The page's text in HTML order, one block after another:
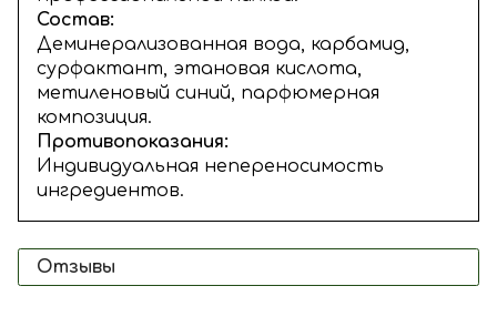
Состав:
Деминерализованная вода, карбамид,
сурфактант, этановая кислота,
метиленовый синий, парфюмерная
композиция.
Противопоказания:
Индивидуальная непереносимость
ингредиентов.
Отзывы